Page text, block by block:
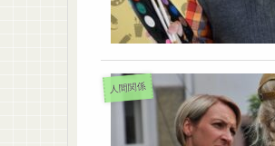
人間関係